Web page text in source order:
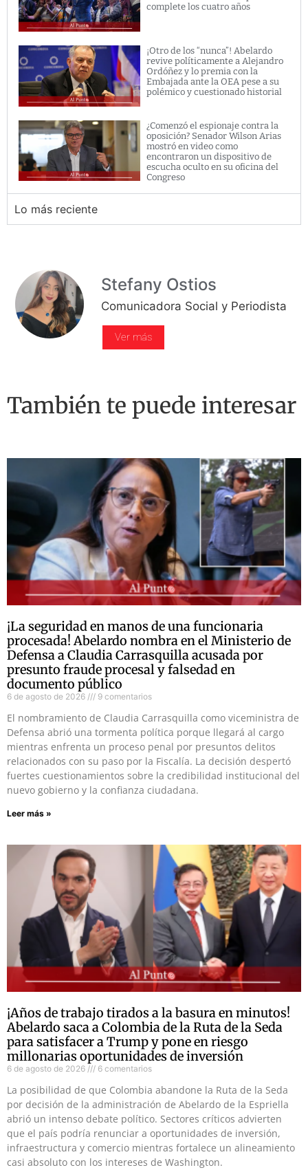
complete los cuatro años
¡Otro de los “nunca”! Abelardo
revive políticamente a Alejandro
Ordóñez y lo premia con la
Embajada ante la OEA pese a su
polémico y cuestionado historial
¿Comenzó el espionaje contra la
oposición? Senador Wilson Arias
mostró en video como
encontraron un dispositivo de
escucha oculto en su oficina del
Congreso
Lo más reciente
Stefany Ostios
Comunicadora Social y Periodista
Ver más
También te puede interesar
¡La seguridad en manos de una funcionaria
procesada! Abelardo nombra en el Ministerio de
Defensa a Claudia Carrasquilla acusada por
presunto fraude procesal y falsedad en
documento público
6 de agosto de 2026 9 comentarios
El nombramiento de Claudia Carrasquilla como viceministra de
Defensa abrió una tormenta política porque llegará al cargo
mientras enfrenta un proceso penal por presuntos delitos
relacionados con su paso por la Fiscalía. La decisión despertó
fuertes cuestionamientos sobre la credibilidad institucional del
nuevo gobierno y la confianza ciudadana.
Leer más »
¡Años de trabajo tirados a la basura en minutos!
Abelardo saca a Colombia de la Ruta de la Seda
para satisfacer a Trump y pone en riesgo
millonarias oportunidades de inversión
6 de agosto de 2026 6 comentarios
La posibilidad de que Colombia abandone la Ruta de la Seda
por decisión de la administración de Abelardo de la Espriella
abrió un intenso debate político. Sectores críticos advierten
que el país podría renunciar a oportunidades de inversión,
infraestructura y comercio mientras fortalece un alineamiento
casi absoluto con los intereses de Washington.